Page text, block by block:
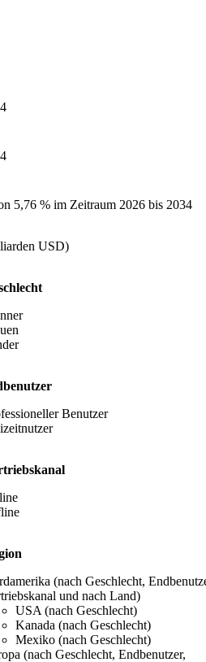
5,76 % im Zeitraum 2026 bis 2034
USD)
Benutzer
(nach Geschlecht,
und nach Land)
USA (nach Geschlecht)
Kanada (nach Geschlecht)
Mexiko (nach Geschlecht)
(nach Geschlecht, Endbenutzer,